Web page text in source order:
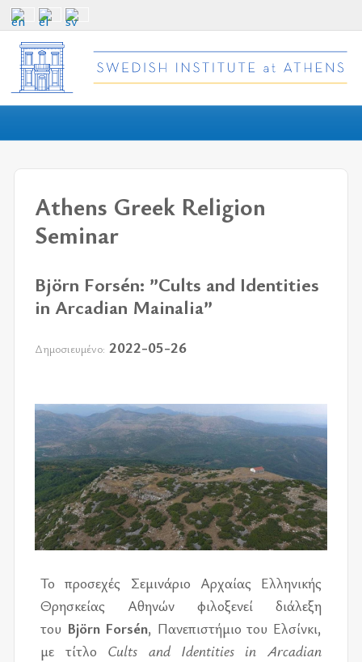
Athens Greek Religion
Seminar
Björn Forsén: ”Cults and Identities
in Arcadian Mainalia”
Δημοσιευμένο: 2022-05-26
Το προ­σε­χές Σεμι­νά­ριο Αρχαί­ας Ελλη­νι­κής
Θρη­σκεί­ας Αθη­νών φι­λο­ξε­νεί διά­λε­ξη
του Björn Forsén, Πανε­πι­στή­μιο του Ελσίν­κι,
με τί­τλο Cults and Identities in Arcadian